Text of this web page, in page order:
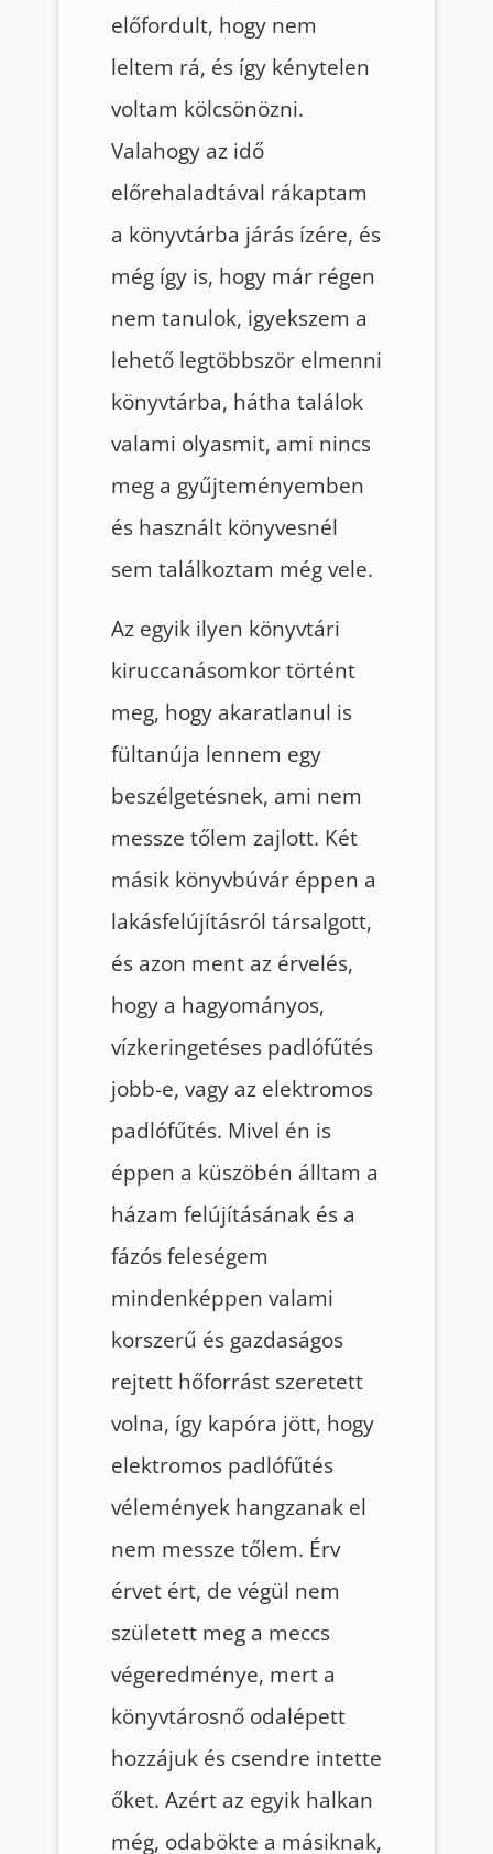
előfordult, hogy nem
leltem rá, és így kénytelen
voltam kölcsönözni.
Valahogy az idő
előrehaladtával rákaptam
a könyvtárba járás ízére, és
még így is, hogy már régen
nem tanulok, igyekszem a
lehető legtöbbször elmenni
könyvtárba, hátha találok
valami olyasmit, ami nincs
meg a gyűjteményemben
és használt könyvesnél
sem találkoztam még vele.
Az egyik ilyen könyvtári
kiruccanásomkor történt
meg, hogy akaratlanul is
fültanúja lennem egy
beszélgetésnek, ami nem
messze tőlem zajlott. Két
másik könyvbúvár éppen a
lakásfelújításról társalgott,
és azon ment az érvelés,
hogy a hagyományos,
vízkeringetéses padlófűtés
jobb-e, vagy az elektromos
padlófűtés. Mivel én is
éppen a küszöbén álltam a
házam felújításának és a
fázós feleségem
mindenképpen valami
korszerű és gazdaságos
rejtett hőforrást szeretett
volna, így kapóra jött, hogy
elektromos padlófűtés
vélemények hangzanak el
nem messze tőlem. Érv
érvet ért, de végül nem
született meg a meccs
végeredménye, mert a
könyvtárosnő odalépett
hozzájuk és csendre intette
őket. Azért az egyik halkan
még, odabökte a másiknak,